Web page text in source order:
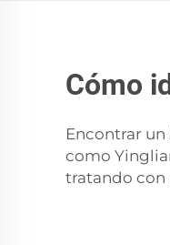
Cómo
Encontrar
como
tratando con